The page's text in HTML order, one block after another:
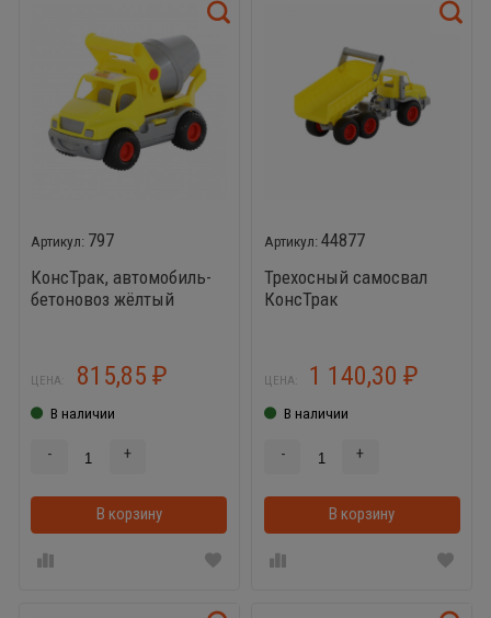
797
КонсТрак, автомобиль-
бетоновоз жёлтый
ЦЕНА: 815,85 ₽
В наличии
- +
В корзину
44877
Трехосный самосвал
КонсТрак
ЦЕНА: 1 140,30₽
В наличии
- +
В корзину